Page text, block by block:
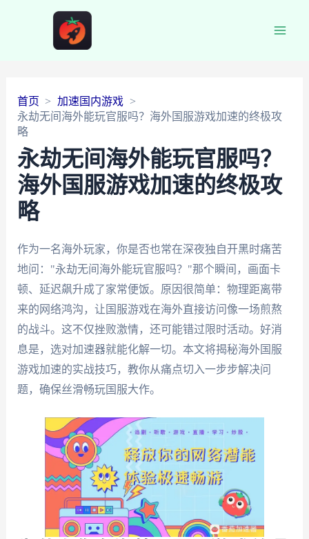
首页
加速国内游戏
永劫无间海外能玩官服吗？海外国服游戏加速的终极攻
略
永劫无间海外能玩官服吗？
海外国服游戏加速的终极攻
略
作为一名海外玩家，你是否也常在深夜独自开黑时痛苦
地问："永劫无间海外能玩官服吗？"那个瞬间，画面卡
顿、延迟飙升成了家常便饭。原因很简单：物理距离带
来的网络鸿沟，让国服游戏在海外直接访问像一场煎熬
的战斗。这不仅挫败激情，还可能错过限时活动。好消
息是，选对加速器就能化解一切。本文将揭秘海外国服
游戏加速的实战技巧，教你从痛点切入一步步解决问
题，确保丝滑畅玩国服大作。